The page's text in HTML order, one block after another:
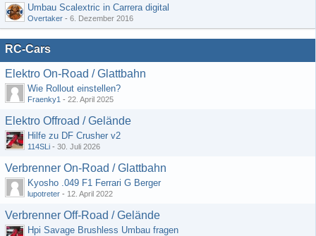
Umbau Scalextric in Carrera digital
Overtaker - 6. Dezember 2016
RC-Cars
Elektro On-Road / Glattbahn
Wie Rollout einstellen?
Fraenky1 - 22. April 2025
Elektro Offroad / Gelände
Hilfe zu DF Crusher v2
114SLi - 30. Juli 2026
Verbrenner On-Road / Glattbahn
Kyosho .049 F1 Ferrari G Berger
lupotreter - 12. April 2022
Verbrenner Off-Road / Gelände
Hpi Savage Brushless Umbau fragen